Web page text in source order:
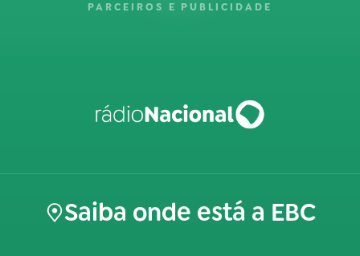
PARCEIROS E PUBLICIDADE
Saiba onde está a EBC